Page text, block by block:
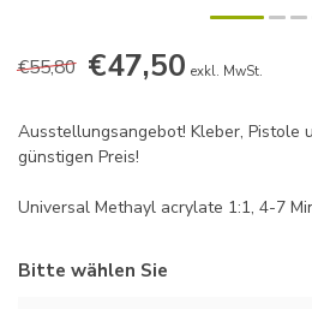
€55,80 €47,50 exkl. MwSt.
Ausstellungsangebot! Kleber, Pistole
günstigen Preis!
Universal Methayl acrylate 1:1, 4-7
Bitte wählen Sie